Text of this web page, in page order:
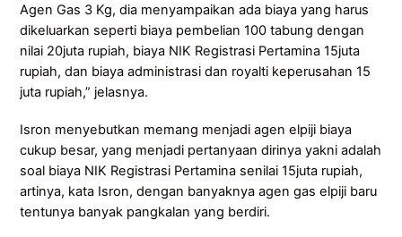
Agen Gas 3 Kg, dia menyampaikan ada biaya yang harus
dikeluarkan seperti biaya pembelian 100 tabung dengan
nilai 20juta rupiah, biaya NIK Registrasi Pertamina 15juta
rupiah, dan biaya administrasi dan royalti keperusahan 15
juta rupiah,” jelasnya.
Isron menyebutkan memang menjadi agen elpiji biaya
cukup besar, yang menjadi pertanyaan dirinya yakni adalah
soal biaya NIK Registrasi Pertamina senilai 15juta rupiah,
artinya, kata Isron, dengan banyaknya agen gas elpiji baru
tentunya banyak pangkalan yang berdiri.